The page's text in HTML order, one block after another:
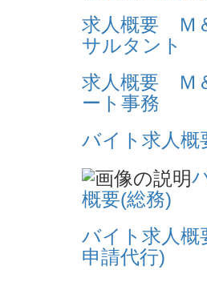
求人概要 Ｍ
サルタント
求人概要 Ｍ
ート事務
バイト求人概
概要(総務)
バイト求人概
申請代行)